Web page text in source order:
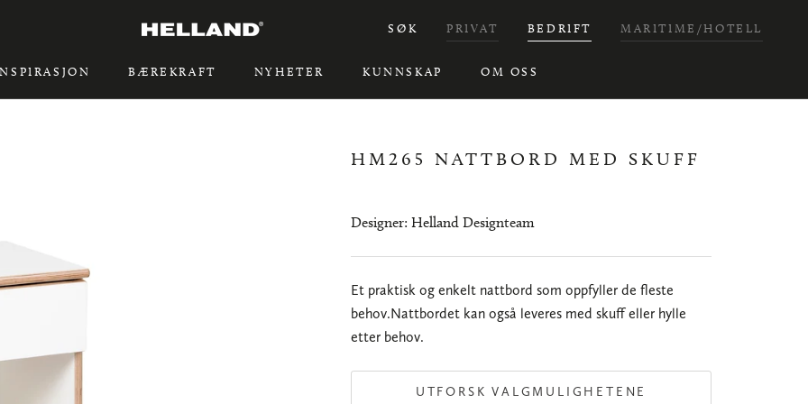
BÆREKRAFT
NYHETER KUNNSKAP OM OSS
SØK PRIVAT BEDRIFT MARITIME/HOTELL
HM265 NATTBORD MED SKUFF
Designer: Helland Designteam
Et praktisk og enkelt nattbord som oppfyller de fleste
behov.Nattbordet kan også leveres med skuff eller hylle
etter behov.
UTFORSK VALGMULIGHETENE